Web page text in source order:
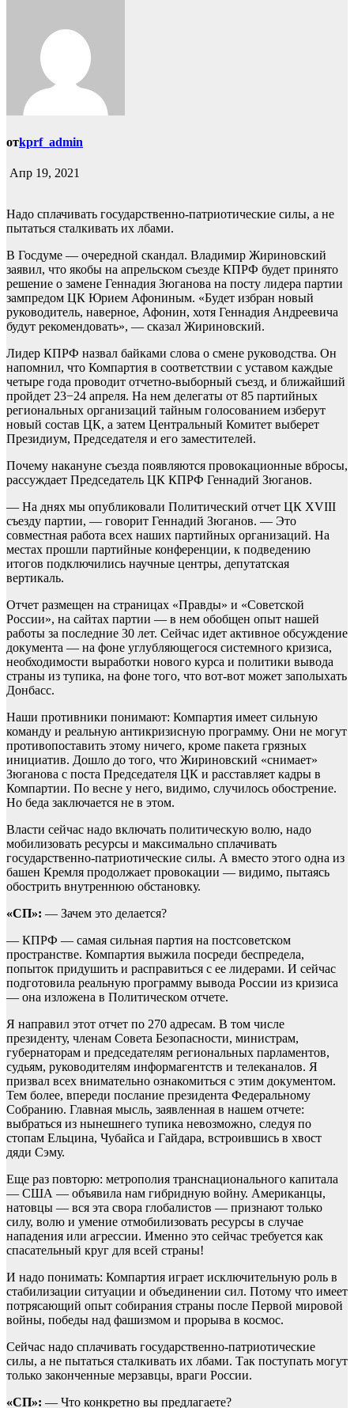
отkprf_admin
Апр 19, 2021
Надо сплачивать государственно-патриотические силы, а не
пытаться сталкивать их лбами.
В Госдуме — очередной скандал. Владимир Жириновский
заявил, что якобы на апрельском съезде КПРФ будет принято
решение о замене Геннадия Зюганова на посту лидера партии
зампредом ЦК Юрием Афониным. «Будет избран новый
руководитель, наверное, Афонин, хотя Геннадия Андреевича
будут рекомендовать», — сказал Жириновский.
Лидер КПРФ назвал байками слова о смене руководства. Он
напомнил, что Компартия в соответствии с уставом каждые
четыре года проводит отчетно-выборный съезд, и ближайший
пройдет 23−24 апреля. На нем делегаты от 85 партийных
региональных организаций тайным голосованием изберут
новый состав ЦК, а затем Центральный Комитет выберет
Президиум, Председателя и его заместителей.
Почему накануне съезда появляются провокационные вбросы,
рассуждает Председатель ЦК КПРФ Геннадий Зюганов.
— На днях мы опубликовали Политический отчет ЦК XVIII
съезду партии, — говорит Геннадий Зюганов. — Это
совместная работа всех наших партийных организаций. На
местах прошли партийные конференции, к подведению
итогов подключились научные центры, депутатская
вертикаль.
Отчет размещен на страницах «Правды» и «Советской
России», на сайтах партии — в нем обобщен опыт нашей
работы за последние 30 лет. Сейчас идет активное обсуждение
документа — на фоне углубляющегося системного кризиса,
необходимости выработки нового курса и политики вывода
страны из тупика, на фоне того, что вот-вот может заполыхать
Донбасс.
Наши противники понимают: Компартия имеет сильную
команду и реальную антикризисную программу. Они не могут
противопоставить этому ничего, кроме пакета грязных
инициатив. Дошло до того, что Жириновский «снимает»
Зюганова с поста Председателя ЦК и расставляет кадры в
Компартии. По весне у него, видимо, случилось обострение.
Но беда заключается не в этом.
Власти сейчас надо включать политическую волю, надо
мобилизовать ресурсы и максимально сплачивать
государственно-патриотические силы. А вместо этого одна из
башен Кремля продолжает провокации — видимо, пытаясь
обострить внутреннюю обстановку.
«СП»: — Зачем это делается?
— КПРФ — самая сильная партия на постсоветском
пространстве. Компартия выжила посреди беспредела,
попыток придушить и расправиться с ее лидерами. И сейчас
подготовила реальную программу вывода России из кризиса
— она изложена в Политическом отчете.
Я направил этот отчет по 270 адресам. В том числе
президенту, членам Совета Безопасности, министрам,
губернаторам и председателям региональных парламентов,
судьям, руководителям информагентств и телеканалов. Я
призвал всех внимательно ознакомиться с этим документом.
Тем более, впереди послание президента Федеральному
Собранию. Главная мысль, заявленная в нашем отчете:
выбраться из нынешнего тупика невозможно, следуя по
стопам Ельцина, Чубайса и Гайдара, встроившись в хвост
дяди Сэму.
Еще раз повторю: метрополия транснационального капитала
— США — объявила нам гибридную войну. Американцы,
натовцы — вся эта свора глобалистов — признают только
силу, волю и умение отмобилизовать ресурсы в случае
нападения или агрессии. Именно это сейчас требуется как
спасательный круг для всей страны!
И надо понимать: Компартия играет исключительную роль в
стабилизации ситуации и объединении сил. Потому что имеет
потрясающий опыт собирания страны после Первой мировой
войны, победы над фашизмом и прорыва в космос.
Сейчас надо сплачивать государственно-патриотические
силы, а не пытаться сталкивать их лбами. Так поступать могут
только законченные мерзавцы, враги России.
«СП»: — Что конкретно вы предлагаете?